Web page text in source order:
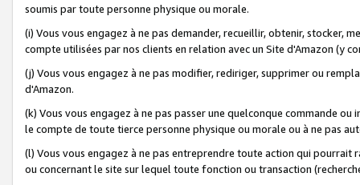
soumis par toute personne physique ou morale.
(i) Vous vous engagez à ne pas demander, recueillir, obtenir, stocker,
compte utilisées par nos clients en relation avec un Site d'Amazon (y
(j) Vous vous engagez à ne pas modifier, rediriger, supprimer ou
d'Amazon.
(k) Vous vous engagez à ne pas passer une quelconque commande
le compte de toute tierce personne physique ou morale ou à ne pas
(l) Vous vous engagez à ne pas entreprendre toute action qui
ou concernant le site sur lequel toute fonction ou transaction